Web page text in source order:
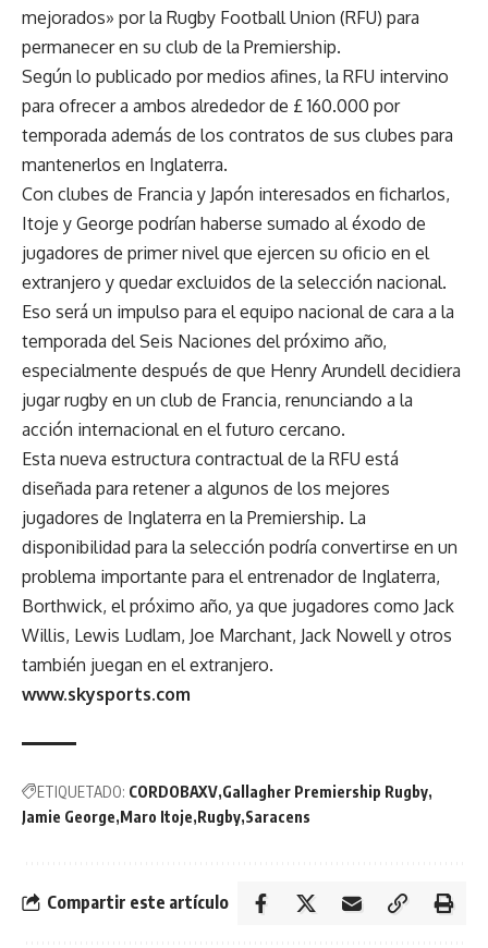
mejorados» por la Rugby Football Union (RFU) para
permanecer en su club de la Premiership.
Según lo publicado por medios afines, la RFU intervino
para ofrecer a ambos alrededor de £ 160.000 por
temporada además de los contratos de sus clubes para
mantenerlos en Inglaterra.
Con clubes de Francia y Japón interesados ​​en ficharlos,
Itoje y George podrían haberse sumado al éxodo de
jugadores de primer nivel que ejercen su oficio en el
extranjero y quedar excluidos de la selección nacional.
Eso será un impulso para el equipo nacional de cara a la
temporada del Seis Naciones del próximo año,
especialmente después de que Henry Arundell decidiera
jugar rugby en un club de Francia, renunciando a la
acción internacional en el futuro cercano.
Esta nueva estructura contractual de la RFU está
diseñada para retener a algunos de los mejores
jugadores de Inglaterra en la Premiership. La
disponibilidad para la selección podría convertirse en un
problema importante para el entrenador de Inglaterra,
Borthwick, el próximo año, ya que jugadores como Jack
Willis, Lewis Ludlam, Joe Marchant, Jack Nowell y otros
también juegan en el extranjero.
www.skysports.com
ETIQUETADO: CORDOBAXV Gallagher Premiership Rugby
Jamie George Maro Itoje Rugby Saracens
Compartir este artículo